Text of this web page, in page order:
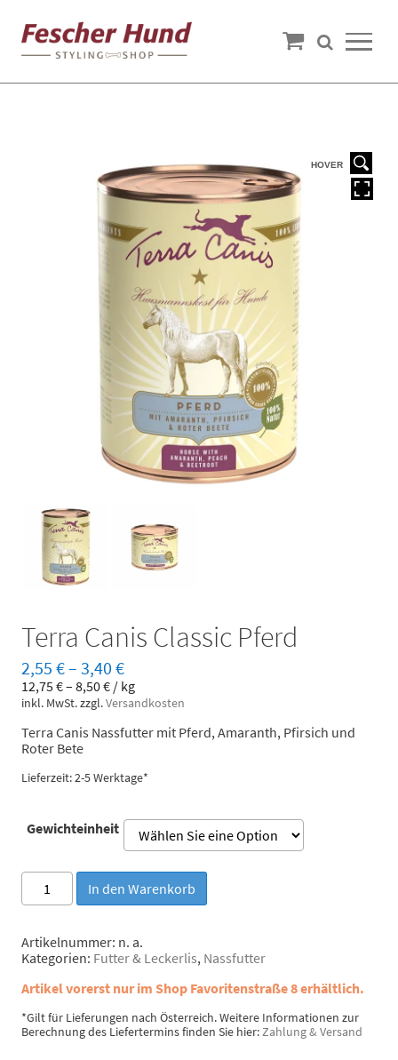
HOVER
Terra Canis Classic Pferd
2,55 €– 3,40 €
12,75€– 8,50€ / kg
inkl. MwSt.zzgl.Versandkosten
Terra Canis Nassfutter mit Pferd, Amaranth, Pfirsich und
Roter Bete
Lieferzeit: 2-5 Werktage*
Gewichteinheit
Terra
Canis
Classic
Menge
In den Warenkorb
Artikelnummer: n. a.
Kategorien: Futter & Leckerlis, Nassfutter
Artikel vorerst nur im Shop Favoritenstraße 8 erhältlich.
*Gilt für Lieferungen nach Österreich. Weitere Informationen zur
Berechnung des Liefertermins finden Sie hier:Zahlung & Versand